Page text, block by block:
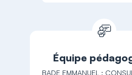
Équipe
BADE EMMANUEL :